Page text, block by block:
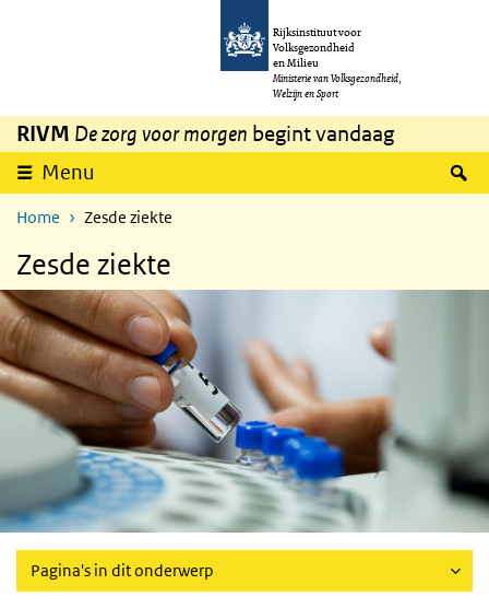
Overslaan en naar de inhoud gaan
Rijksinstituut voor
Volksgezondheid
en Milieu
Ministerie van Volksgezondheid,
Welzijn en Sport
RIVM De zorg voor morgen begint vandaag
Menu
Home Zesde ziekte
Zesde ziekte
Pagina's in dit onderwerp